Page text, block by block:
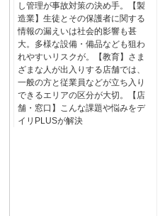
し管理が事故対策の決め手。【製
造業】生徒とその保護者に関する
情報の漏えいは社会的影響も甚
大。多様な設備・備品なども狙わ
れやすいリスクが。【教育】さま
ざまな人が出入りする店舗では、
一般の方と従業員などが立ち入り
できるエリアの区分が大切。【店
舗・窓口】こんな課題や悩みをデ
イリPLUSが解決